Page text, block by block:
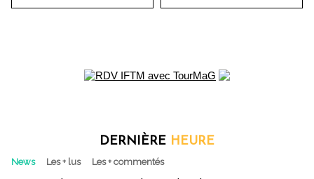
DERNIÈRE HEURE
News Les + lus Les + commentés